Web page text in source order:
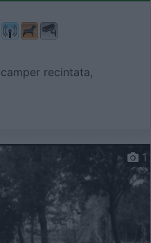
recintata,
1